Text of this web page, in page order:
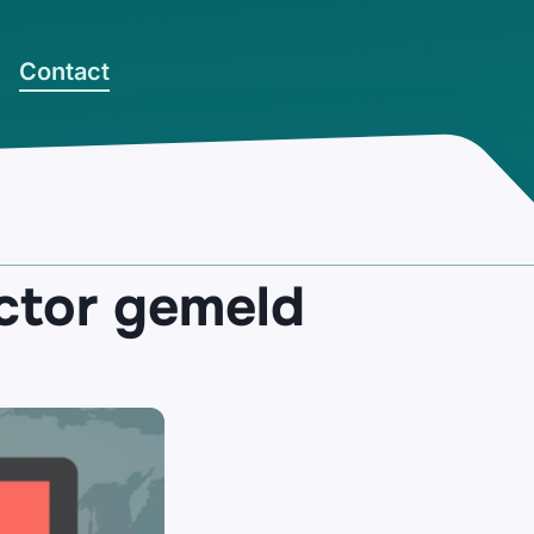
Contact
gemeld